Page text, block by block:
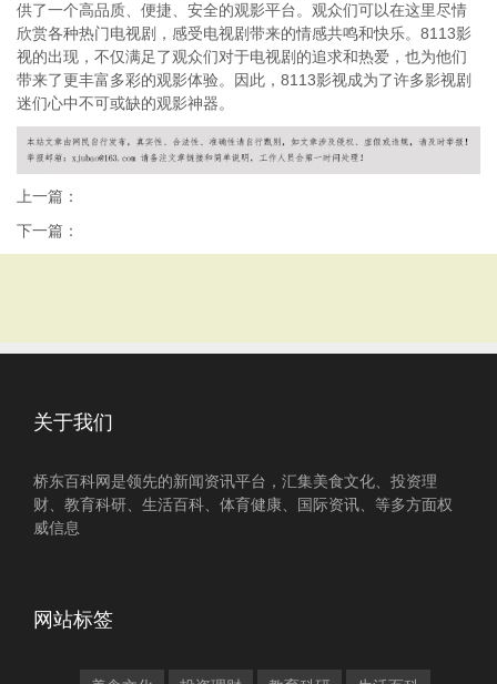
供了一个高品质、便捷、安全的观影平台。观众们可以在这里尽情
欣赏各种热门电视剧，感受电视剧带来的情感共鸣和快乐。8113影
视的出现，不仅满足了观众们对于电视剧的追求和热爱，也为他们
带来了更丰富多彩的观影体验。因此，8113影视成为了许多影视剧
迷们心中不可或缺的观影神器。
上一篇：
下一篇：
关于我们
桥东百科网是领先的新闻资讯平台，汇集美食文化、投资理
财、教育科研、生活百科、体育健康、国际资讯、等多方面权
威信息
网站标签